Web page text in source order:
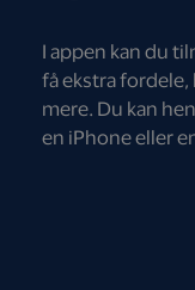
I appen kan du
få ekstra
mere. Du kan
en iPhone eller